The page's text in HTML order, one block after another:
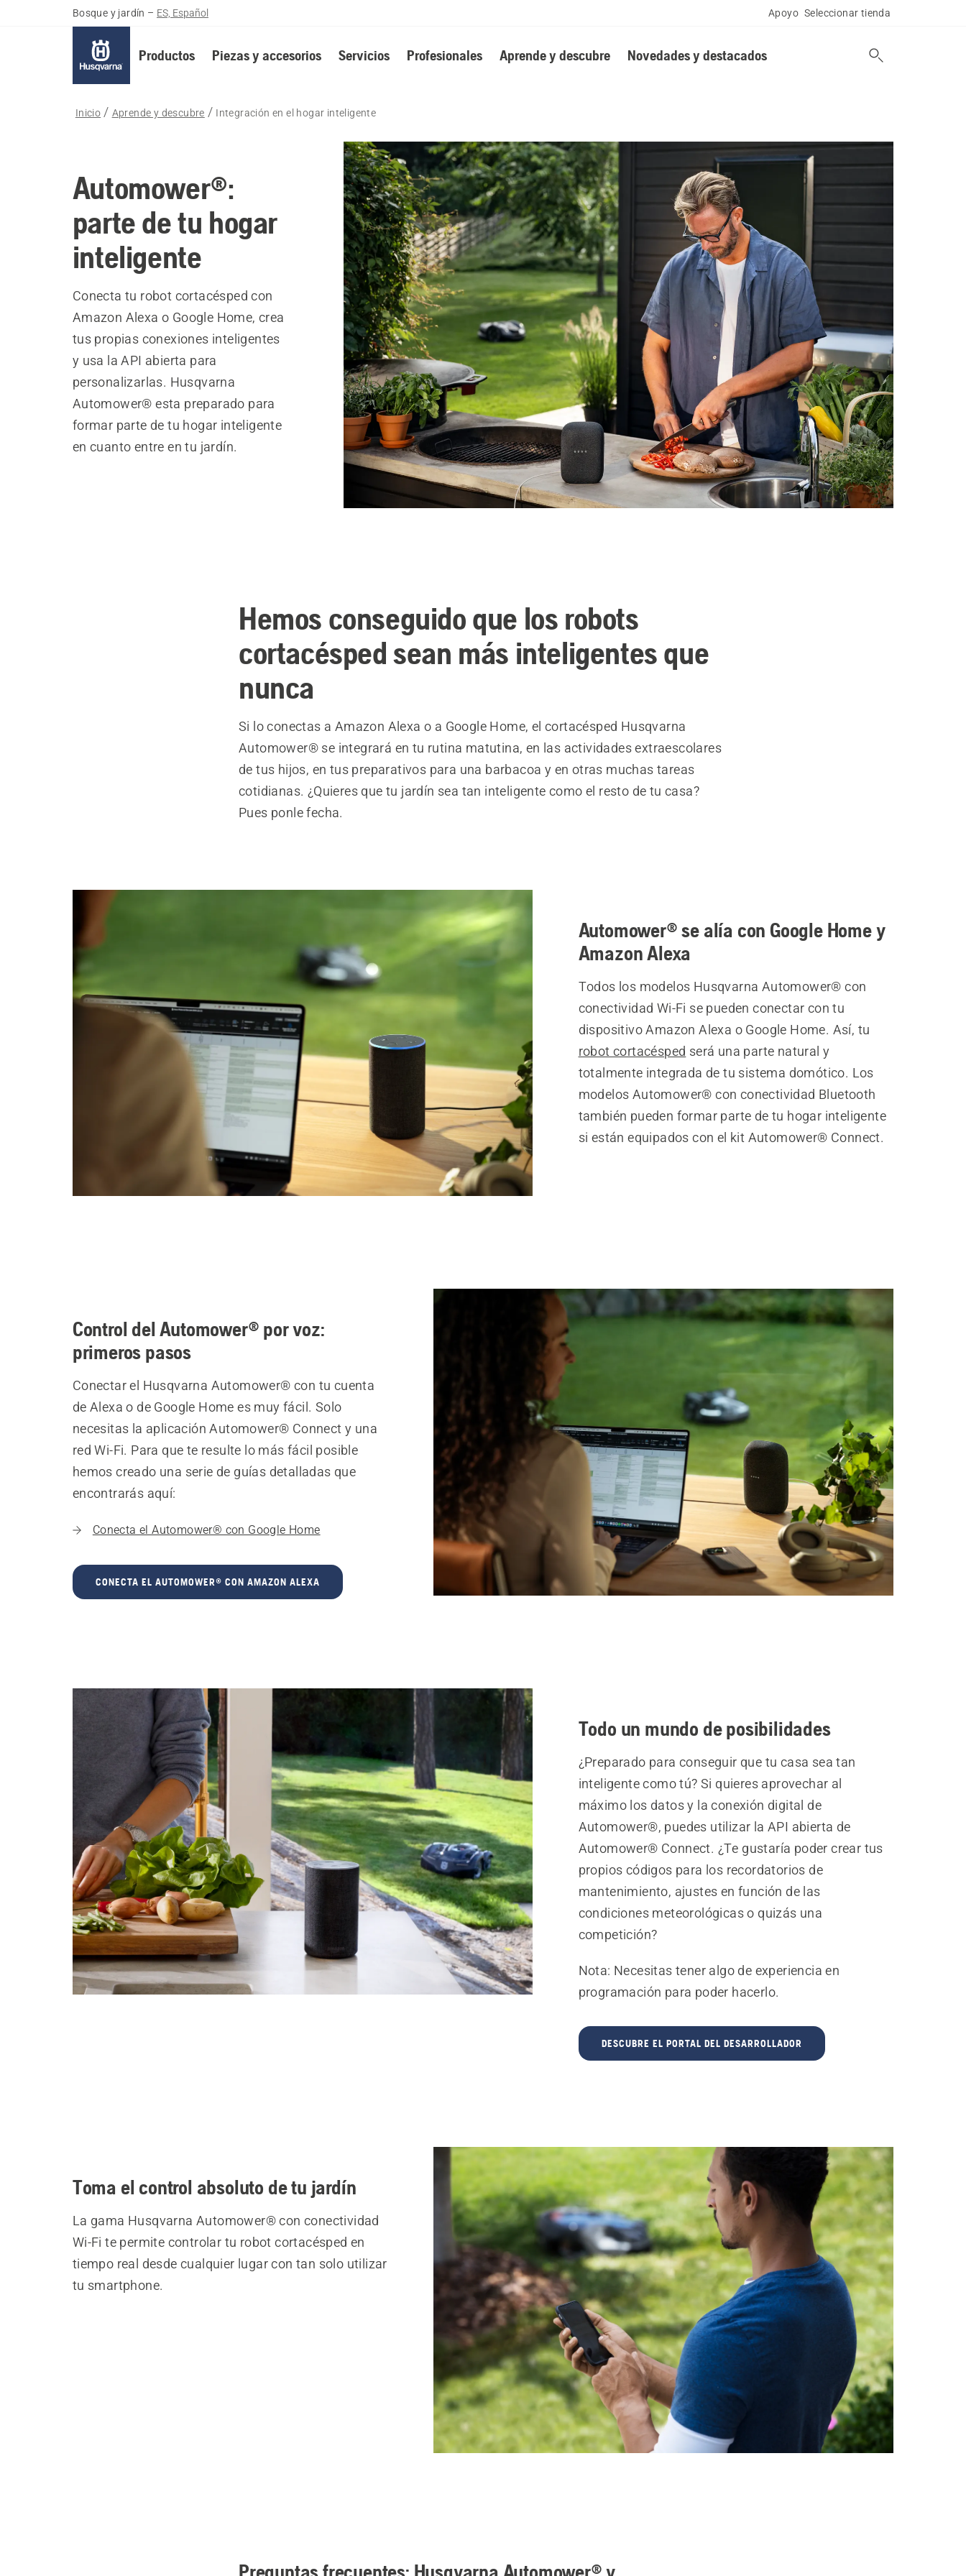
Bosque y jardín – ES, Español Apoyo Seleccionar tienda
Productos Piezas y accesorios Servicios Profesionales Aprende y descubre Novedades y destacados
Inicio Aprende y descubre Integración en el hogar inteligente
Automower®:
parte de tu hogar
inteligente
Conecta tu robot cortacésped con
Amazon Alexa o Google Home, crea
tus propias conexiones inteligentes
y usa la API abierta para
personalizarlas. Husqvarna
Automower® esta preparado para
formar parte de tu hogar inteligente
en cuanto entre en tu jardín.
Hemos conseguido que los robots
cortacésped sean más inteligentes que
nunca
Si lo conectas a Amazon Alexa o a Google Home, el cortacésped Husqvarna
Automower® se integrará en tu rutina matutina, en las actividades extraescolares
de tus hijos, en tus preparativos para una barbacoa y en otras muchas tareas
cotidianas. ¿Quieres que tu jardín sea tan inteligente como el resto de tu casa?
Pues ponle fecha.
Automower® se alía con Google Home y
Amazon Alexa
Todos los modelos Husqvarna Automower® con
conectividad Wi-Fi se pueden conectar con tu
dispositivo Amazon Alexa o Google Home. Así, tu
robot cortacésped será una parte natural y
totalmente integrada de tu sistema domótico. Los
modelos Automower® con conectividad Bluetooth
también pueden formar parte de tu hogar inteligente
si están equipados con el kit Automower® Connect.
Control del Automower® por voz:
primeros pasos
Conectar el Husqvarna Automower® con tu cuenta
de Alexa o de Google Home es muy fácil. Solo
necesitas la aplicación Automower® Connect y una
red Wi-Fi. Para que te resulte lo más fácil posible
hemos creado una serie de guías detalladas que
encontrarás aquí:
Conecta el Automower® con Google Home
CONECTA EL AUTOMOWER® CON AMAZON ALEXA
Todo un mundo de posibilidades
¿Preparado para conseguir que tu casa sea tan
inteligente como tú? Si quieres aprovechar al
máximo los datos y la conexión digital de
Automower®, puedes utilizar la API abierta de
Automower® Connect. ¿Te gustaría poder crear tus
propios códigos para los recordatorios de
mantenimiento, ajustes en función de las
condiciones meteorológicas o quizás una
competición?
Nota: Necesitas tener algo de experiencia en
programación para poder hacerlo.
DESCUBRE EL PORTAL DEL DESARROLLADOR
Toma el control absoluto de tu jardín
La gama Husqvarna Automower® con conectividad
Wi-Fi te permite controlar tu robot cortacésped en
tiempo real desde cualquier lugar con tan solo utilizar
tu smartphone.